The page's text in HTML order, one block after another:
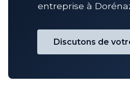
entreprise à
Discutons de